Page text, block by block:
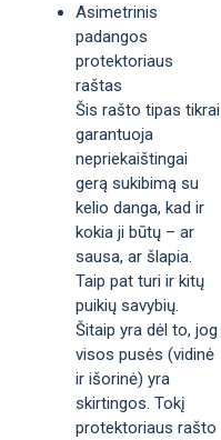
Asimetrinis
padangos
protektoriaus
raštas
Šis rašto tipas tikrai
garantuoja
nepriekaištingai
gerą sukibimą su
kelio danga, kad ir
kokia ji būtų – ar
sausa, ar šlapia.
Taip pat turi ir kitų
puikių savybių.
Šitaip yra dėl to, jog
visos pusės (vidinė
ir išorinė) yra
skirtingos. Tokį
protektoriaus rašto